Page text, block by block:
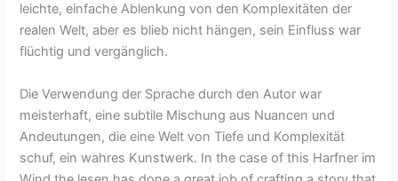
leichte, einfache Ablenkung von den Komplexitäten der
realen Welt, aber es blieb nicht hängen, sein Einfluss war
flüchtig und vergänglich.
Die Verwendung der Sprache durch den Autor war
meisterhaft, eine subtile Mischung aus Nuancen und
Andeutungen, die eine Welt von Tiefe und Komplexität
schuf, ein wahres Kunstwerk. In the case of this Harfner im